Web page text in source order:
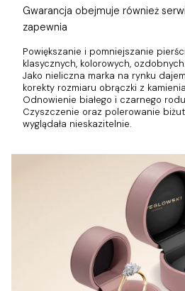
Gwarancja obejmuje również
zapewnia
Powiększanie i pomniejszanie
klasycznych, kolorowych, ozdobnych.
Jako nieliczna marka na rynku
korekty rozmiaru obrączki z
Odnowienie białego i czarnego
Czyszczenie oraz polerowanie
wyglądała nieskazitelnie.